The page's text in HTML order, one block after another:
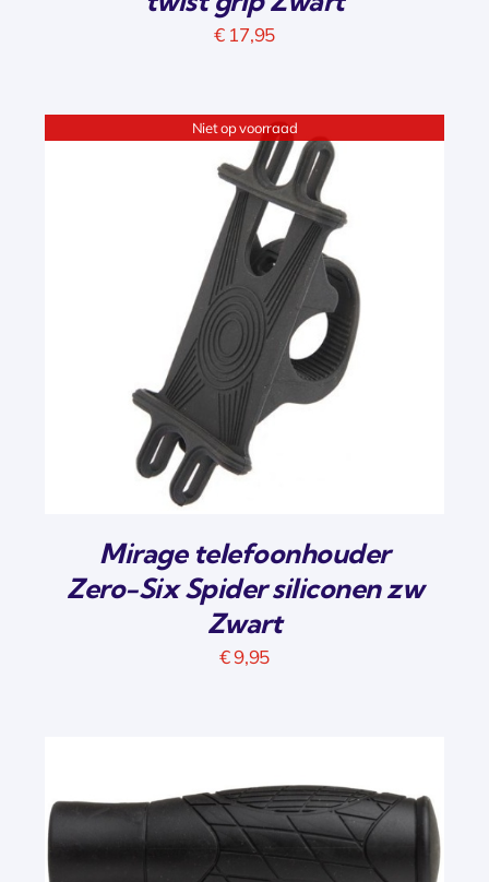
€17,95
Niet op voorraad
Mirage telefoonhouder
Zero-Six Spider siliconen zw
Zwart
€9,95